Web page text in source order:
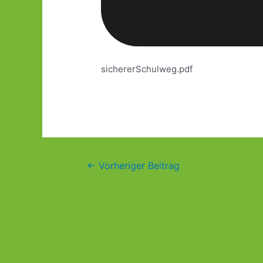
sichererSchulweg.pdf
← Vorheriger Beitrag